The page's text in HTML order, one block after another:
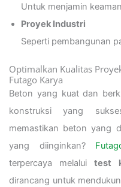
Untuk menjamin
Proyek Industri
Seperti pembangunan
Optimalkan Kualitas
Futago Karya
Beton yang kuat dan
konstruksi yang
memastikan beton yang
yang diinginkan?
terpercaya melaluitest
dirancang untuk